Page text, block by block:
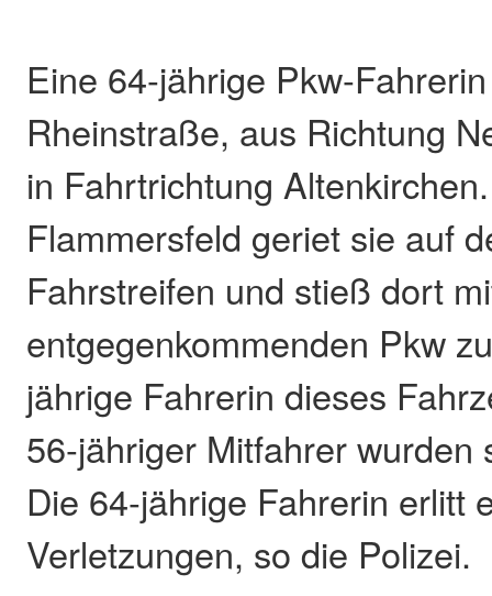
Eine 64-jährige Pkw-
Rheinstraße, aus Richtung
in Fahrtrichtung
Flammersfeld geriet sie auf
Fahrstreifen und stieß dort
entgegenkommenden Pkw
jährige Fahrerin dieses
56-jähriger Mitfahrer wurden
Die 64-jährige Fahrerin erlitt
Verletzungen, so die Polizei.